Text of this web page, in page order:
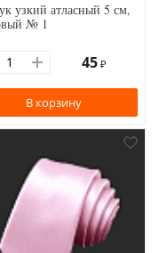
узкий атласный 5 см,
№ 1
45 ₽
В корзину